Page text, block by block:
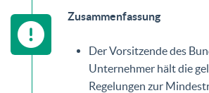
Zusammenfassung
Der Vorsitzende des
Unternehmer hält die
Regelungen zur